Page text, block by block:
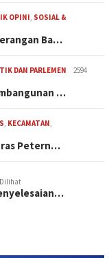
OPINI, SOSIAL &
Ba…
DAN PARLEMEN
2594
…
, KECAMATAN,
Petern…
Dilihat